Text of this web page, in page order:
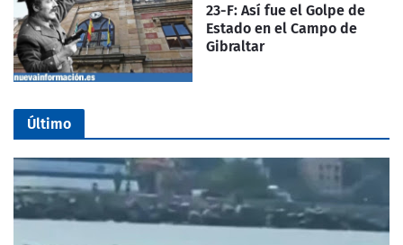
23-F: Así fue el Golpe de
Estado en el Campo de
Gibraltar
Último